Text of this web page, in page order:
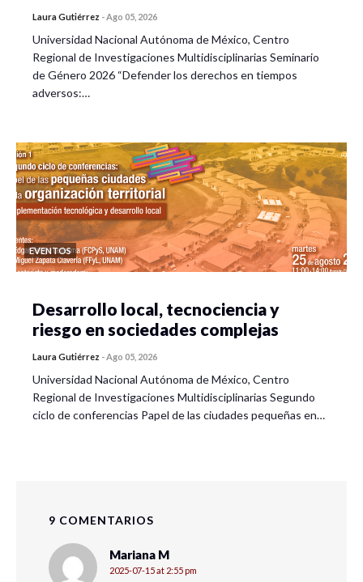
Laura Gutiérrez -Ago 05, 2026
Universidad Nacional Autónoma de México, Centro
Regional de Investigaciones Multidisciplinarias Seminario
de Género 2026 “Defender los derechos en tiempos
adversos:…
EVENTOS
Desarrollo local, tecnociencia y
riesgo en sociedades complejas
Laura Gutiérrez -Ago 05, 2026
Universidad Nacional Autónoma de México, Centro
Regional de Investigaciones Multidisciplinarias Segundo
ciclo de conferencias Papel de las ciudades pequeñas en…
9 COMENTARIOS
Mariana M
2025-07-15 at 2:55 pm